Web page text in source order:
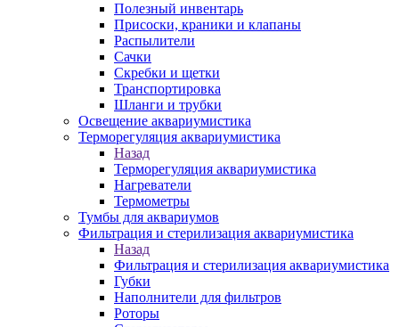
Полезный инвентарь
Присоски, краники и клапаны
Распылители
Сачки
Скребки и щетки
Транспортировка
Шланги и трубки
Освещение аквариумистика
Терморегуляция аквариумистика
Назад
Терморегуляция аквариумистика
Нагреватели
Термометры
Тумбы для аквариумов
Фильтрация и стерилизация аквариумистика
Назад
Фильтрация и стерилизация аквариумистика
Губки
Наполнители для фильтров
Роторы